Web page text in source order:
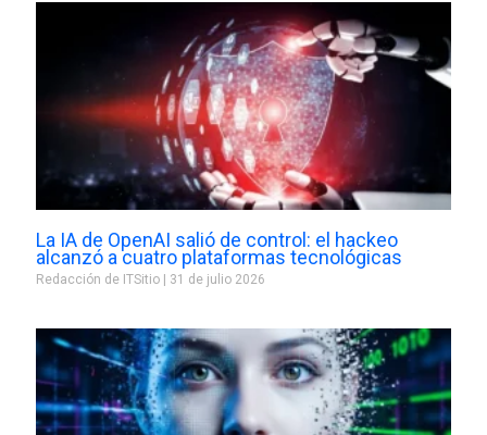
La IA de OpenAI salió de control: el hackeo
alcanzó a cuatro plataformas tecnológicas
Redacción de ITSitio 31 de julio 2026